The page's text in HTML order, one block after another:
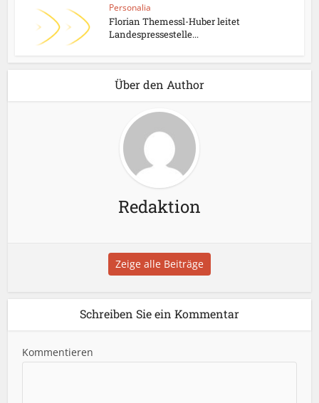
Personalia
Florian Themessl-Huber leitet
Landespressestelle...
Über den Author
Redaktion
Zeige alle Beiträge
Schreiben Sie ein Kommentar
Kommentieren